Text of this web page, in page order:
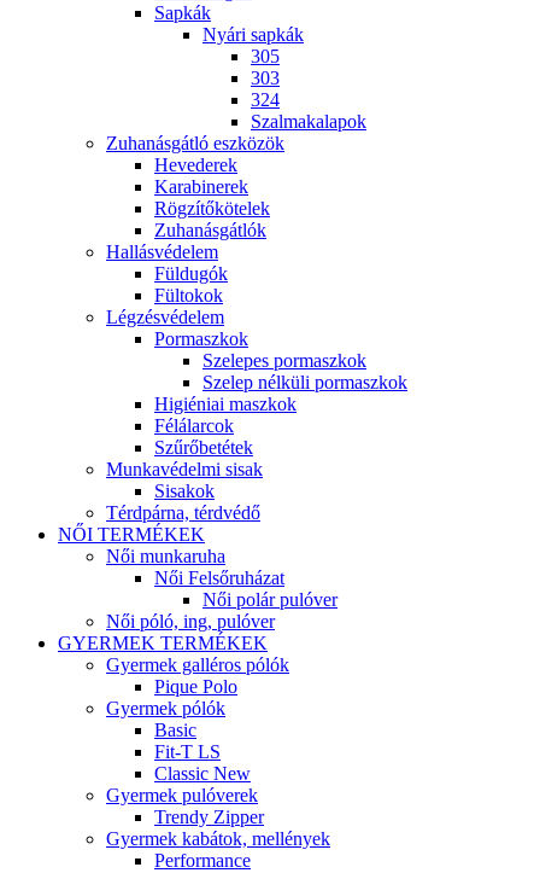
Sapkák
Nyári sapkák
305
303
324
Szalmakalapok
Zuhanásgátló eszközök
Hevederek
Karabinerek
Rögzítőkötelek
Zuhanásgátlók
Hallásvédelem
Füldugók
Fültokok
Légzésvédelem
Pormaszkok
Szelepes pormaszkok
Szelep nélküli pormaszkok
Higiéniai maszkok
Félálarcok
Szűrőbetétek
Munkavédelmi sisak
Sisakok
Térdpárna, térdvédő
NŐI TERMÉKEK
Női munkaruha
Női Felsőruházat
Női polár pulóver
Női póló, ing, pulóver
GYERMEK TERMÉKEK
Gyermek galléros pólók
Pique Polo
Gyermek pólók
Basic
Fit-T LS
Classic New
Gyermek pulóverek
Trendy Zipper
Gyermek kabátok, mellények
Performance